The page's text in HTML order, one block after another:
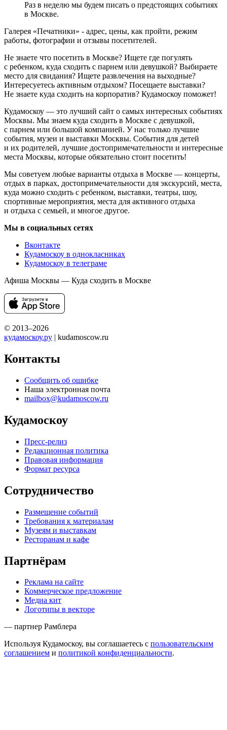
Раз в неделю мы будем писать о предстоящих событиях
в Москве.
Галерея «Печатники» - адрес, цены, как пройти, режим
работы, фотографии и отзывы посетителей.
Не знаете что посетить в Москве? Ищете где погулять
с ребенком, куда сходить с парнем или девушкой? Выбираете
место для свидания? Ищете развлечения на выходные?
Интересуетесь активным отдыхом? Посещаете выставки?
Не знаете куда сходить на корпоратив? Кудамоскоу поможет!
Кудамоскоу — это лучший сайт о самых интересных событиях
Москвы. Мы знаем куда сходить в Москве с девушкой,
с парнем или большой компанией. У нас только лучшие
события, музеи и выставки Москвы. События для детей
и их родителей, лучшие достопримечательности и интересные
места Москвы, которые обязательно стоит посетить!
Мы советуем любые варианты отдыха в Москве — концерты,
отдых в парках, достопримечательности для экскурсий, места,
куда можно сходить с ребенком, выставки, театры, шоу,
спортивные мероприятия, места для активного отдыха
и отдыха с семьей, и многое другое.
Мы в социальных сетях
Вконтакте
Кудамоскоу в однокласниках
Кудамоскоу в телеграме
Афиша Москвы — Куда сходить в Москве
© 2013–2026
кудамоскоу.ру | kudamoscow.ru
Контакты
Сообщить об ошибке
Наша электронная почта
mailbox@kudamoscow.ru
Кудамоскоу
Пресс-релиз
Редакционная политика
Правовая информация
Формат ресурса
Сотрудничество
Размещение событий
Требования к материалам
Музеям и выставкам
Ресторанам и кафе
Партнёрам
Реклама на сайте
Коммерческое предложение
Медиа кит
Логотипы в векторе
— партнер Рамблера
Используя Кудамоскоу, вы соглашаетесь с пользовательским
соглашением и политикой конфиденциальности.